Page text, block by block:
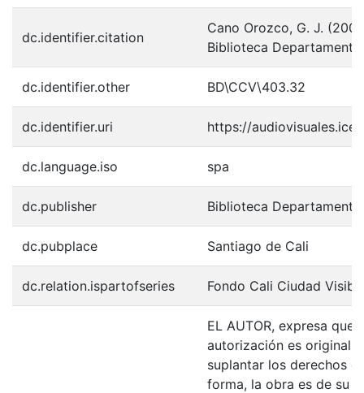
dc.identifier.citation
Cano Orozco, G. J.
Biblioteca
dc.identifier.other BD\CCV\403.32
dc.identifier.uri https://
dc.language.iso spa
dc.publisher Biblioteca
dc.pubplace Santiago de Cali
dc.relation.ispartofseries Fondo Cali Ciudad
EL AUTOR, expresa
autorización es original
suplantar los derechos
forma, la obra es de su